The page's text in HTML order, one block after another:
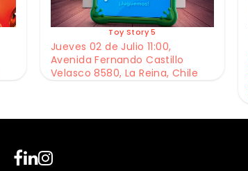
Toy Story 5
Jueves 02 de Julio 11:00,
Avenida Fernando Castillo
Velasco 8580, La Reina, Chile